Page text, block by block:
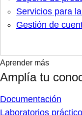
Servicios para
Gestión de
Aprender más
Amplía tu
Documentación
Laboratorios